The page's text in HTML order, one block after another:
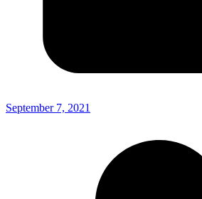
September 7, 2021